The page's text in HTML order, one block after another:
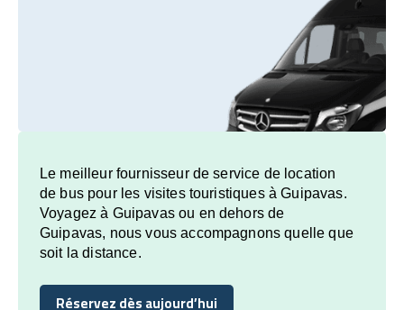
Le meilleur fournisseur de service de location
de bus pour les visites touristiques à Guipavas.
Voyagez à Guipavas ou en dehors de
Guipavas, nous vous accompagnons quelle que
soit la distance.
Réservez dès aujourd’hui